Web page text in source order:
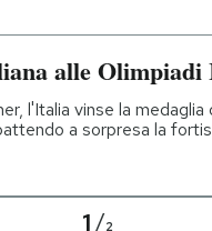
alle
l'Italia vinse la
a sorpresa la
1/2